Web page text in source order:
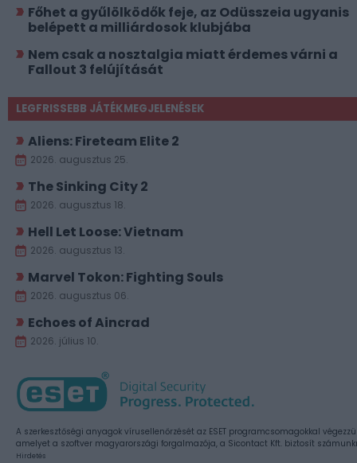
Főhet a gyűlölködők feje, az Odüsszeia ugyanis
belépett a milliárdosok klubjába
Nem csak a nosztalgia miatt érdemes várni a
Fallout 3 felújítását
LEGFRISSEBB JÁTÉKMEGJELENÉSEK
Aliens: Fireteam Elite 2
2026. augusztus 25.
The Sinking City 2
2026. augusztus 18.
Hell Let Loose: Vietnam
2026. augusztus 13.
Marvel Tokon: Fighting Souls
2026. augusztus 06.
Echoes of Aincrad
2026. július 10.
A szerkesztőségi anyagok vírusellenőrzését az ESET programcsomagokkal
amelyet a szoftver magyarországi forgalmazója, a Sicontact Kft. biztosít
Hirdetés